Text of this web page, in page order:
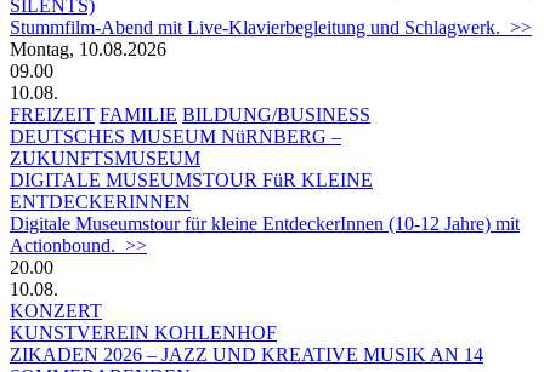
SILENTS)
Stummfilm-Abend mit Live-Klavierbegleitung und Schlagwerk. >>
Montag, 10.08.2026
09.00
10.08.
FREIZEIT FAMILIE BILDUNG/BUSINESS
DEUTSCHES MUSEUM NüRNBERG –
ZUKUNFTSMUSEUM
DIGITALE MUSEUMSTOUR FüR KLEINE
ENTDECKERINNEN
Digitale Museumstour für kleine EntdeckerInnen (10-12 Jahre) mit
Actionbound. >>
20.00
10.08.
KONZERT
KUNSTVEREIN KOHLENHOF
ZIKADEN 2026 – JAZZ UND KREATIVE MUSIK AN 14